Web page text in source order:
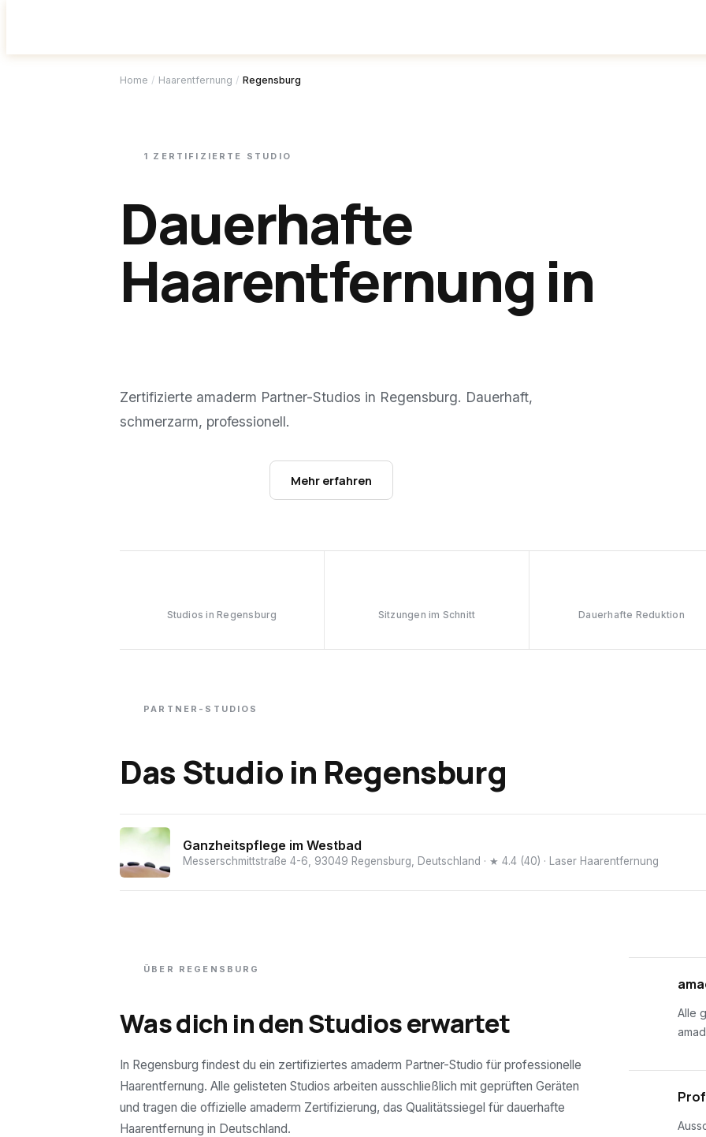
Home / Haarentfernung / Regensburg
1 ZERTIFIZIERTE STUDIO
Dauerhafte
Haarentfernung in
Zertifizierte amaderm Partner-Studios in Regensburg. Dauerhaft,
schmerzarm, professionell.
Mehr erfahren
Studios in Regensburg Sitzungen im Schnitt Dauerhafte Reduktion
PARTNER-STUDIOS
Das Studio in Regensburg
Ganzheitspflege im Westbad
Messerschmittstraße 4-6, 93049 Regensburg, Deutschland · ★ 4.4 (40) · Laser Haarentfernung
ÜBER REGENSBURG
Was dich in den Studios erwartet
In Regensburg findest du ein zertifiziertes amaderm Partner-Studio für professionelle
Haarentfernung. Alle gelisteten Studios arbeiten ausschließlich mit geprüften Geräten
und tragen die offizielle amaderm Zertifizierung, das Qualitätssiegel für dauerhafte
Haarentfernung in Deutschland.
Alle